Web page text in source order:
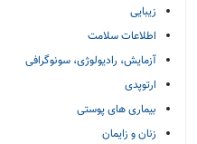
زیبایی
اطلاعات سلامت
آزمایش، رادیولوژی، سونوگرافی
ارتوپدی
بیماری های پوستی
زنان و زایمان